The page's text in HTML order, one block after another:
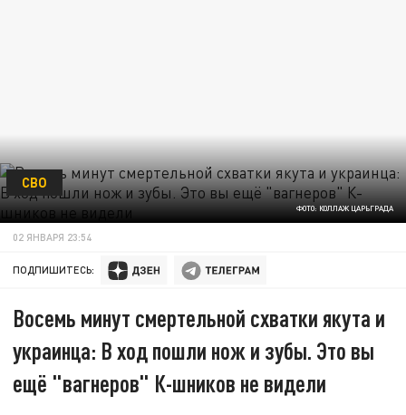
ФОТО: КОЛЛАЖ ЦАРЬГРАДА
СВО
02 ЯНВАРЯ 23:54
ПОДПИШИТЕСЬ:
Восемь минут смертельной схватки якута и
украинца: В ход пошли нож и зубы. Это вы
ещё "вагнеров" К-шников не видели